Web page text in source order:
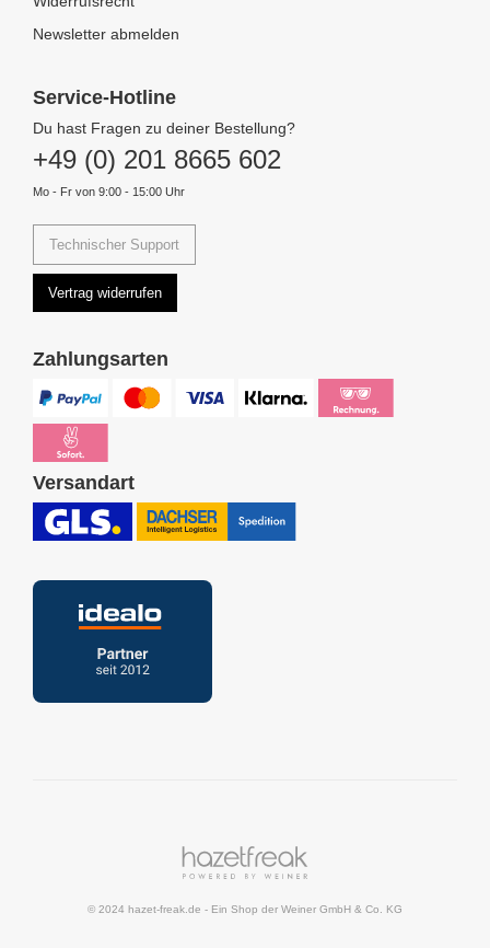
Newsletter abmelden
Service-Hotline
Du hast Fragen zu deiner Bestellung?
+49 (0) 201 8665 602
Mo - Fr von 9:00 - 15:00 Uhr
Technischer Support
Vertrag widerrufen
Zahlungsarten
Versandart
© 2024 hazet-freak.de - Ein Shop der Weiner GmbH & Co. KG